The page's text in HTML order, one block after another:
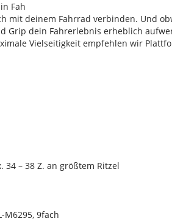
Fah
mit deinem Fahrrad verbinden. Und
Grip dein Fahrerlebnis erheblich
Vielseitigkeit empfehlen wir
34 – 38 Z. an größtem Ritzel
M6295, 9fach